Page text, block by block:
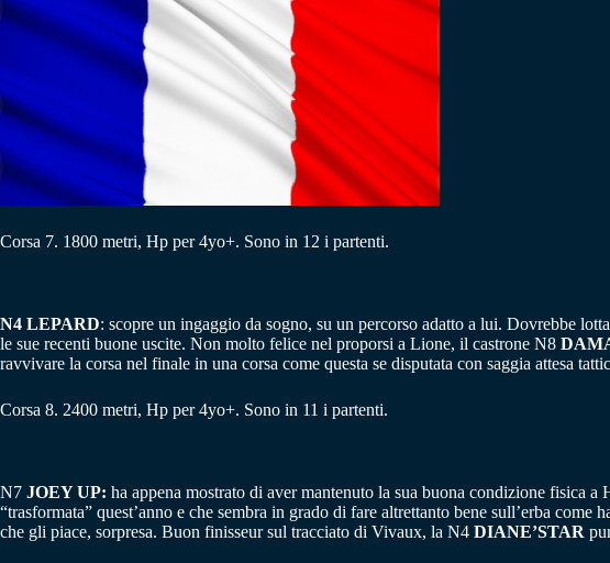
Corsa 7. 1800 metri, Hp per 4yo+. Sono in 12 i partenti.
N4 LEPARD: scopre un ingaggio da sogno, su un percorso adatto a lui. Dovrebbe
le sue recenti buone uscite. Non molto felice nel proporsi a Lione, il castrone N8
ravvivare la corsa nel finale in una corsa come questa se disputata con saggia attesa
Corsa 8. 2400 metri, Hp per 4yo+. Sono in 11 i partenti.
N7 JOEY UP: ha appena mostrato di aver mantenuto la sua buona condizione fisica
“trasformata” quest’anno e che sembra in grado di fare altrettanto bene sull’erba come
che gli piace, sorpresa. Buon finisseur sul tracciato di Vivaux, la N4 DIANE’STAR